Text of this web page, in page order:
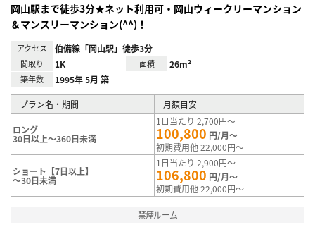
岡山駅まで徒歩3分★ネット利用可・岡山ウィークリーマンション
＆マンスリーマンション(^^)！
アクセス 伯備線「岡山駅」徒歩3分
間取り 1K 面積 26m²
築年数 1995年 5月 築
プラン名・期間 月額目安
ロング
30日以上～360日未満
1日当たり 2,700円～
100,800 円/月～
初期費用他 22,000円～
ショート【7日以上】
～30日未満
1日当たり 2,900円～
106,800 円/月～
初期費用他 22,000円～
禁煙ルーム